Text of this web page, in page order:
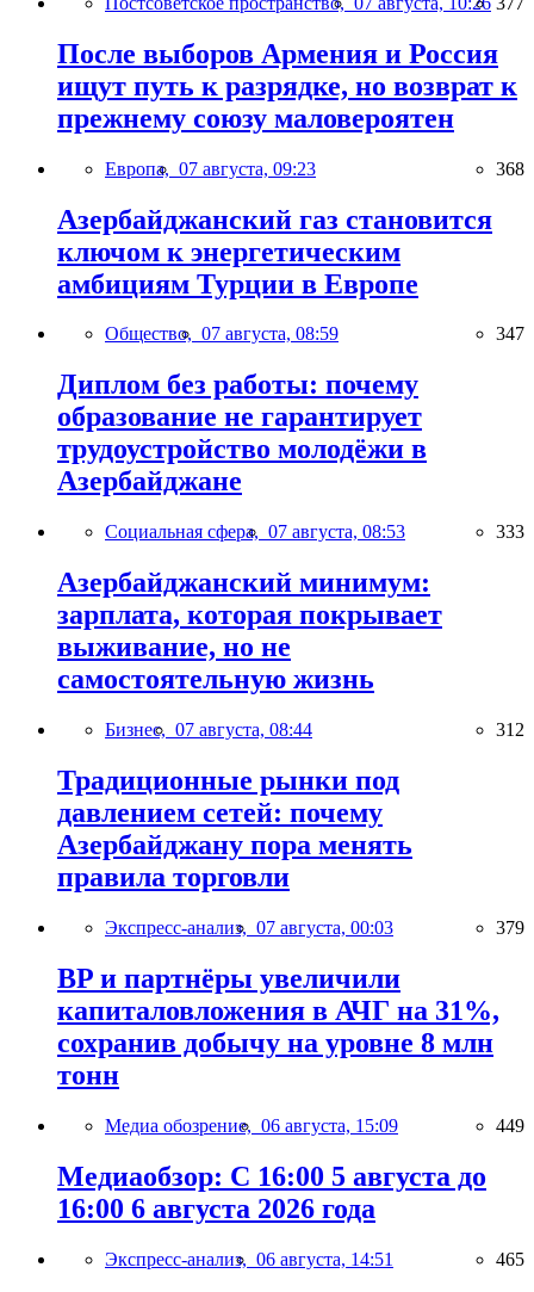
После выборов Армения и Россия
ищут путь к разрядке, но возврат к
прежнему союзу маловероятен
Европа, 07 августа, 09:23 368
Азербайджанский газ становится
ключом к энергетическим
амбициям Турции в Европе
Общество, 07 августа, 08:59 347
Диплом без работы: почему
образование не гарантирует
трудоустройство молодёжи в
Азербайджане
Социальная сфера, 07 августа, 08:53 333
Азербайджанский минимум:
зарплата, которая покрывает
выживание, но не
самостоятельную жизнь
Бизнес, 07 августа, 08:44 312
Традиционные рынки под
давлением сетей: почему
Азербайджану пора менять
правила торговли
Экспресс-анализ, 07 августа, 00:03 379
BP и партнёры увеличили
капиталовложения в АЧГ на 31%,
сохранив добычу на уровне 8 млн
тонн
Медиа обозрение, 06 августа, 15:09 449
Медиаобзор: С 16:00 5 августа до
16:00 6 августа 2026 года
Экспресс-анализ, 06 августа, 14:51 465